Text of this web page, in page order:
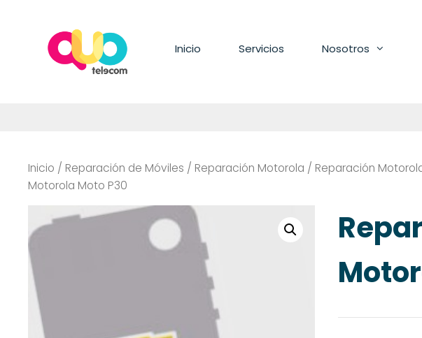
contenido
Inicio Servicios Nosotros
Inicio / Reparación de Móviles / Reparación Motorola / Reparación
Motorola Moto P30